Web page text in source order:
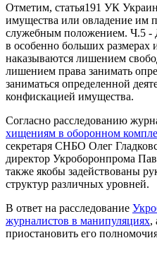
Отметим, статья191 УК
имущества или овладение им
служебным положением. Ч.5 -
в особенно больших размерах
наказываются лишением
лишением права занимать
заниматься определенной
конфискацией имущества.
Согласно расследованию
хищениям в оборонном
секретаря СНБО Олег
директор Укроборонпрома
также якобы задействованы
структур различных уровней.
В ответ на расследование
журналистов в манипуляциях,
приостановить его